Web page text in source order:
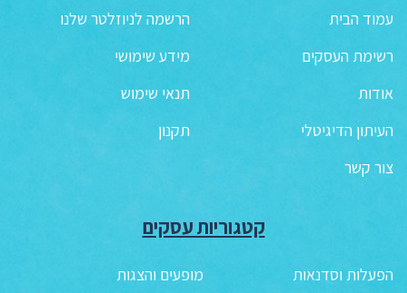
עמוד הבית
רשימת העסקים
אודות
העיתון הדיגיטלי
צור קשר
הרשמה לניוזלטר שלנו
מידע שימושי
תנאי שימוש
תקנון
קטגוריות עסקים
הפעלות וסדנאות מופעים והצגות